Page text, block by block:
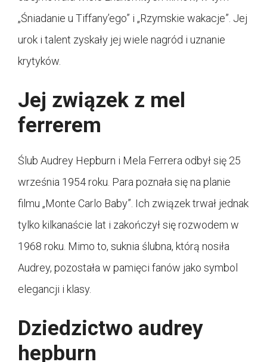
„Śniadanie u Tiffany’ego” i „Rzymskie wakacje”. Jej
urok i talent zyskały jej wiele nagród i uznanie
krytyków.
Jej związek z mel
ferrerem
Ślub Audrey Hepburn i Mela Ferrera odbył się 25
września 1954 roku. Para poznała się na planie
filmu „Monte Carlo Baby”. Ich związek trwał jednak
tylko kilkanaście lat i zakończył się rozwodem w
1968 roku. Mimo to, suknia ślubna, którą nosiła
Audrey, pozostała w pamięci fanów jako symbol
elegancji i klasy.
Dziedzictwo audrey
hepburn